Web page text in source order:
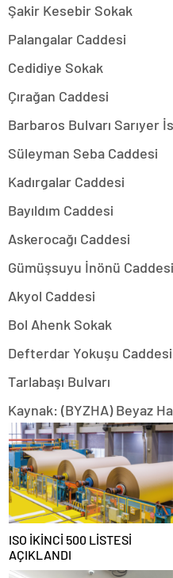
Şakir Kesebir Sokak
Palangalar Caddesi
Cedidiye Sokak
Çırağan Caddesi
Barbaros Bulvarı Sarıyer
Süleyman Seba Caddesi
Kadırgalar Caddesi
Bayıldım Caddesi
Askerocağı Caddesi
Gümüşsuyu İnönü Caddesi
Akyol Caddesi
Bol Ahenk Sokak
Defterdar Yokuşu Caddesi
Tarlabaşı Bulvarı
Kaynak: (BYZHA) Beyaz
ISO İKİNCİ 500 LİSTESİ
AÇIKLANDI